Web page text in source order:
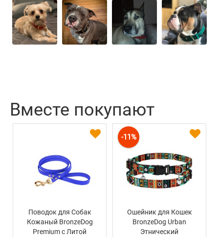
Вместе покупают
Поводок для Собак
Кожаный BronzeDog
Premium с Литой
-11%
Ошейник для Кошек
BronzeDog Urban
Этнический